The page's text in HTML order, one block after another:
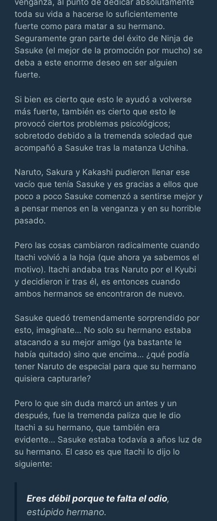
venganza, al punto de dedicar absolutamente
toda su vida a hacerse lo suficientemente
fuerte como para matar a su hermano.
Seguramente gran parte del éxito de Ninja de
Sasuke (el mejor de la promoción por mucho) se
deba a este enorme deseo en ser alguien
fuerte.
Si bien es cierto que esto le ayudó a volverse
más fuerte, también es cierto que esto le
provocó ciertos problemas psicológicos;
sobretodo debido a la tremenda soledad que
acompañó a Sasuke tras la matanza Uchiha.
Naruto, Sakura y Kakashi pudieron llenar ese
vacío que tenía Sasuke y es gracias a ellos que
poco a poco Sasuke comenzó a sentirse mejor y
a pensar menos en la venganza y en su horrible
pasado.
Pero las cosas cambiaron radicalmente cuando
Itachi volvió a la hoja (que ahora ya sabemos el
motivo). Itachi andaba tras Naruto por el Kyubi
y decidieron ir tras él, es entonces cuando
ambos hermanos se encontraron de nuevo.
Sasuke quedó tremendamente sorprendido por
esto, imagínate… No solo su hermano estaba
atacando a su mejor amigo (ya bastante le
había quitado) sino que encima… ¿qué podía
tener Naruto de especial para que su hermano
quisiera capturarle?
Pero lo que sin duda marcó un antes y un
después, fue la tremenda paliza que le dio
Itachi a su hermano, que también era
evidente… Sasuke estaba todavía a años luz de
su hermano. El caso es que Itachi lo dijo lo
siguiente:
Eres débil porque te falta el odio,
estúpido hermano.